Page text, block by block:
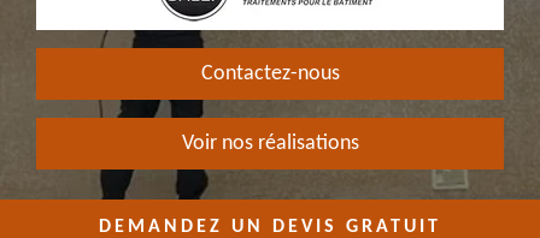
Contactez-nous
Voir nos réalisations
DEMANDEZ UN DEVIS GRATUIT